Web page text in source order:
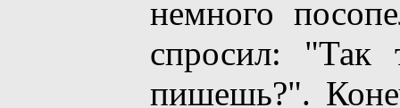
немного
спросил: "Так
пишешь?".